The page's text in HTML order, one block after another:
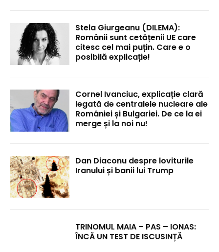
Stela Giurgeanu (DILEMA):
Românii sunt cetățenii UE care
citesc cel mai puțin. Care e o
posibilă explicație!
Cornel Ivanciuc, explicație clară
legată de centralele nucleare ale
României și Bulgariei. De ce la ei
merge și la noi nu!
Dan Diaconu despre loviturile
Iranului și banii lui Trump
TRINOMUL MAIA – PAS – IONAS:
ÎNCĂ UN TEST DE ISCUSINȚĂ